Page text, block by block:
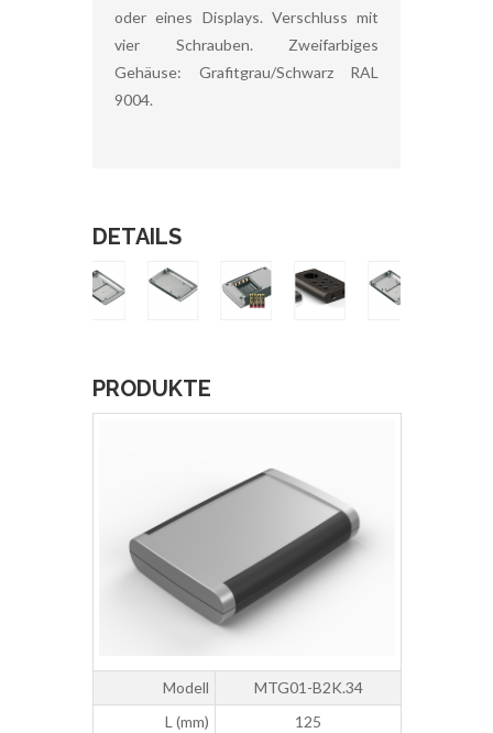
oder eines Displays. Verschluss mit
vier Schrauben. Zweifarbiges
Gehäuse: Grafitgrau/Schwarz RAL
9004.
DETAILS
PRODUKTE
Modell
MTG01-B2K.34
L (mm)
125